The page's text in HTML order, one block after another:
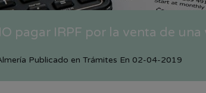
pagar IRPF por la venta de una
Publicado en Trámites En 02-04-2019